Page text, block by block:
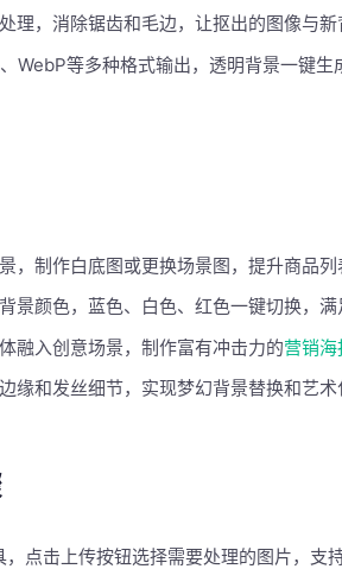
理，消除锯齿和毛边，让抠出的图像与
WebP等多种格式输出，透明背景一键生
，制作白底图或更换场景图，提升商品
景颜色，蓝色、白色、红色一键切换，
融入创意场景，制作富有冲击力的营销海
缘和发丝细节，实现梦幻背景替换和艺术
，点击上传按钮选择需要处理的图片，支